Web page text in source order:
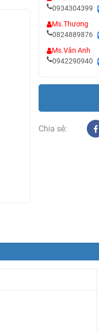
0934304399
Ms.Thương
0824889876
Ms.Vân Anh
0942290940
Chia sẻ: